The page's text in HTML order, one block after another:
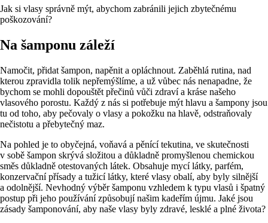
Jak si vlasy správně mýt, abychom zabránili jejich zbytečnému
poškozování?
Na šamponu záleží
Namočit, přidat šampon, napěnit a opláchnout. Zaběhlá rutina, nad
kterou zpravidla tolik nepřemýšlíme, a už vůbec nás nenapadne, že
bychom se mohli dopouštět přečinů vůči zdraví a kráse našeho
vlasového porostu. Každý z nás si potřebuje mýt hlavu a šampony jsou
tu od toho, aby pečovaly o vlasy a pokožku na hlavě, odstraňovaly
nečistotu a přebytečný maz.
Na pohled je to obyčejná, voňavá a pěnící tekutina, ve skutečnosti
v sobě šampon skrývá složitou a důkladně promyšlenou chemickou
směs důkladně otestovaných látek. Obsahuje mycí látky, parfém,
konzervační přísady a tužicí látky, které vlasy obalí, aby byly silnější
a odolnější. Nevhodný výběr šamponu vzhledem k typu vlasů i špatný
postup při jeho používání způsobují našim kadeřím újmu. Jaké jsou
zásady šamponování, aby naše vlasy byly zdravé, lesklé a plné života?